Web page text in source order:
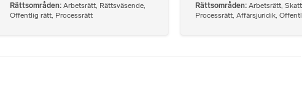
Rättsområden Arbetsrätt, Rättsväsende,
Offentlig rätt, Processrätt
Rättsområden Arbetsrätt
Processrätt Affärsjuridik